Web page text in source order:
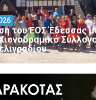
του ΕΟΣ Έδεσσας